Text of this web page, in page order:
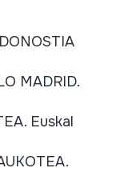
DONOSTIA
MADRID.
. Euskal
.